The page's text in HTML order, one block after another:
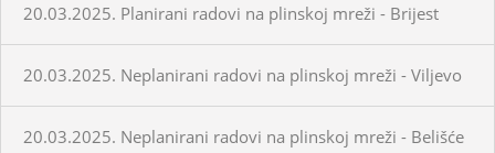
20.03.2025. Planirani radovi na plinskoj mreži - Brijest
20.03.2025. Neplanirani radovi na plinskoj mreži - Viljevo
20.03.2025. Neplanirani radovi na plinskoj mreži - Belišće